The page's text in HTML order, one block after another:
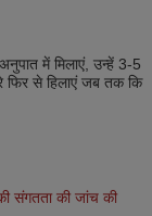
में मिलाएं, उन्हें 3-5
फिर से हिलाएं जब तक कि
संगतता की जांच की